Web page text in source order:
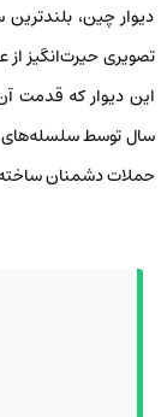
دیوار چین،
تصویری حیرت‌انگیز
این دیوار که قدمت
سال توسط سلسله‌های
حملات دشمنان